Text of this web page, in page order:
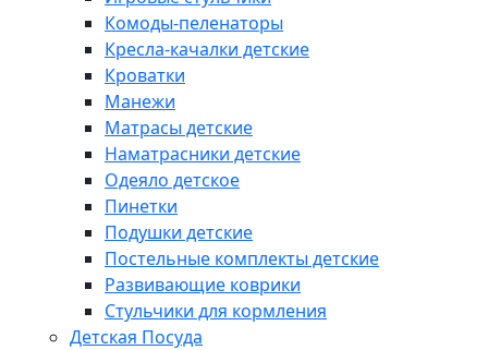
Комоды-пеленаторы
Кресла-качалки детские
Кроватки
Манежи
Матрасы детские
Наматрасники детские
Одеяло детское
Пинетки
Подушки детские
Постельные комплекты детские
Развивающие коврики
Стульчики для кормления
Детская Посуда